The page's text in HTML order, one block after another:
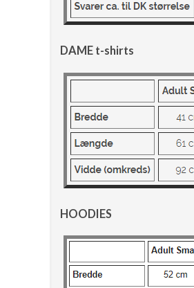
DAME t-shirts
HOODIES